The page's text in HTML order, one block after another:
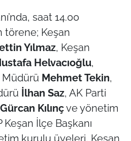
saat 14.00
törene; Keşan
Yılmaz, Keşan
Helvacıoğlu,
Müdürü Mehmet Tekin,
İlhan Saz, AK Parti
Gürcan Kılınçve yönetim
İlçe Başkanı
kurulu üyeleri, Keşan